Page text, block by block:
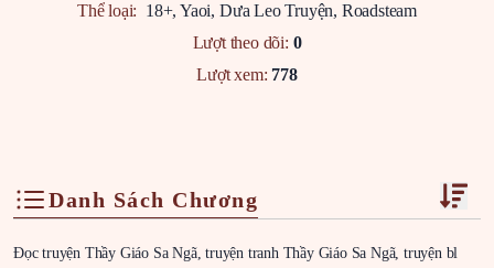
Thể loại: 18+,Yaoi, Dưa Leo Truyện, Roadsteam
Lượt theo dõi: 0
Lượt xem: 778
Danh Sách Chương
Đọc truyện Thầy Giáo Sa Ngã, truyện tranh Thầy Giáo Sa Ngã, truyện bl